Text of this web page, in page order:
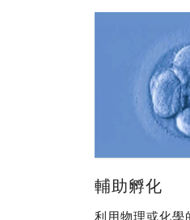
輔助孵化
利用物理或化學